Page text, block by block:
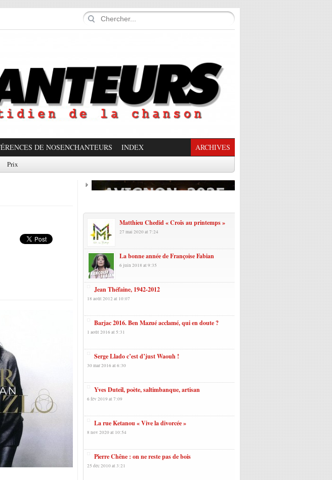
DE NOSENCHANTEURS INDEX ARCHIVES
Prix
Matthieu Chedid « Croîs au printemps »
27 mai 2020 at 7:24
La bonne année de Françoise Fabian
6 juin 2018 at 9:35
Jean Théfaine, 1942-2012
18 août 2012 at 10:07
Barjac 2016. Ben Mazué acclamé, qui en doute ?
1 août 2016 at 5:31
Serge Llado c’est d’just Waouh !
30 mar 2016 at 6:30
Yves Duteil, poète, saltimbanque, artisan
6 fév 2019 at 7:09
La rue Ketanou « Vive la divorcée »
8 nov 2020 at 10:54
Pierre Chêne : on ne reste pas de bois
25 déc 2010 at 3:21